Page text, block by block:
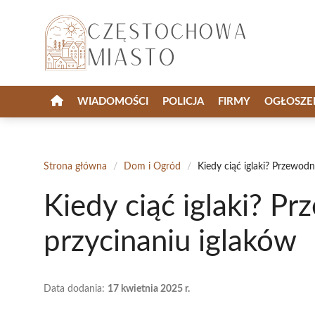
WIADOMOŚCI POLICJA FIRMY
Strona główna / Dom i Ogród / Kiedy ciąć iglaki?
Kiedy ciąć iglaki?
przycinaniu iglaków
Data dodania: 17 kwietnia 2025 r.